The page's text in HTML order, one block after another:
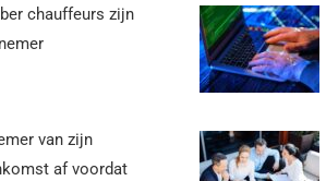
chauffeurs zijn
van zijn
af voordat